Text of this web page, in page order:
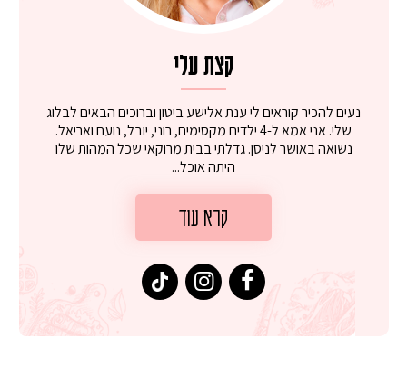
קצת עלי
נעים להכיר קוראים לי ענת אלישע ביטון וברוכים הבאים לבלוג
שלי. אני אמא ל-4 ילדים מקסימים, רוני, יובל, נועם ואריאל.
נשואה באושר לניסן. גדלתי בבית מרוקאי שכל המהות שלו
היתה אוכל...
קרא עוד